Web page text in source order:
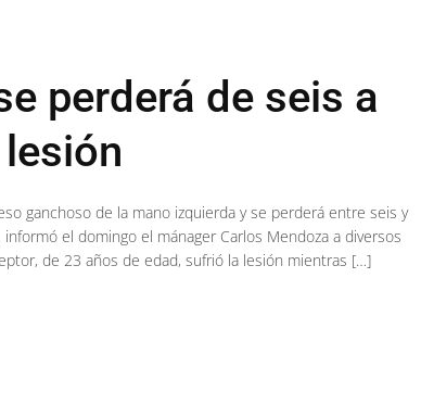
perderá de seis a
ganchoso de la mano izquierda y se perderá entre seis y
el domingo el mánager Carlos Mendoza a diversos
de 23 años de edad, sufrió la lesión mientras […]